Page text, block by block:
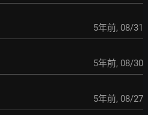
5年前, 08/31
5年前, 08/30
5年前, 08/27